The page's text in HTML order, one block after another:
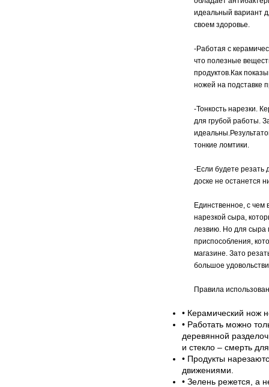
идеальный вариант
своем здоровье.
-Работая с
что полезные
продуктов.Как
ножей на подставке
-Тонкость нарезки.
для грубой работы.
тонкие ломтики.
-Если будете резать
доске не останется
Единственное, с
нарезкой сыра,
лезвию. Но для сыра
приспособления,
магазине. Зато
большое
Правила
• Керамический нож
• Работать можно
деревянной
и стекло – смерть
• Продукты
движениями.
• Зелень режется, а